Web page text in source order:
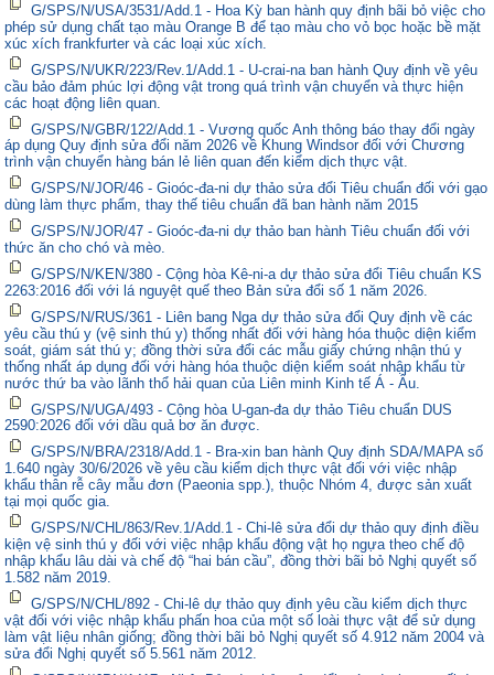
G/SPS/N/USA/3531/Add.1 - Hoa Kỳ ban hành quy định bãi bỏ việc cho
phép sử dụng chất tạo màu Orange B để tạo màu cho vỏ bọc hoặc bề mặt
xúc xích frankfurter và các loại xúc xích.
G/SPS/N/UKR/223/Rev.1/Add.1 - U-crai-na ban hành Quy định về yêu
cầu bảo đảm phúc lợi động vật trong quá trình vận chuyển và thực hiện
các hoạt động liên quan.
G/SPS/N/GBR/122/Add.1 - Vương quốc Anh thông báo thay đổi ngày
áp dụng Quy định sửa đổi năm 2026 về Khung Windsor đối với Chương
trình vận chuyển hàng bán lẻ liên quan đến kiểm dịch thực vật.
G/SPS/N/JOR/46 - Gioóc-đa-ni dự thảo sửa đổi Tiêu chuẩn đối với gạo
dùng làm thực phẩm, thay thế tiêu chuẩn đã ban hành năm 2015
G/SPS/N/JOR/47 - Gioóc-đa-ni dự thảo ban hành Tiêu chuẩn đối với
thức ăn cho chó và mèo.
G/SPS/N/KEN/380 - Cộng hòa Kê-ni-a dự thảo sửa đổi Tiêu chuẩn KS
2263:2016 đối với lá nguyệt quế theo Bản sửa đổi số 1 năm 2026.
G/SPS/N/RUS/361 - Liên bang Nga dự thảo sửa đổi Quy định về các
yêu cầu thú y (vệ sinh thú y) thống nhất đối với hàng hóa thuộc diện kiểm
soát, giám sát thú y; đồng thời sửa đổi các mẫu giấy chứng nhận thú y
thống nhất áp dụng đối với hàng hóa thuộc diện kiểm soát nhập khẩu từ
nước thứ ba vào lãnh thổ hải quan của Liên minh Kinh tế Á - Âu.
G/SPS/N/UGA/493 - Cộng hòa U-gan-đa dự thảo Tiêu chuẩn DUS
2590:2026 đối với dầu quả bơ ăn được.
G/SPS/N/BRA/2318/Add.1 - Bra-xin ban hành Quy định SDA/MAPA số
1.640 ngày 30/6/2026 về yêu cầu kiểm dịch thực vật đối với việc nhập
khẩu thân rễ cây mẫu đơn (Paeonia spp.), thuộc Nhóm 4, được sản xuất
tại mọi quốc gia.
G/SPS/N/CHL/863/Rev.1/Add.1 - Chi-lê sửa đổi dự thảo quy định điều
kiện vệ sinh thú y đối với việc nhập khẩu động vật họ ngựa theo chế độ
nhập khẩu lâu dài và chế độ “hai bán cầu”, đồng thời bãi bỏ Nghị quyết số
1.582 năm 2019.
G/SPS/N/CHL/892 - Chi-lê dự thảo quy định yêu cầu kiểm dịch thực
vật đối với việc nhập khẩu phấn hoa của một số loài thực vật để sử dụng
làm vật liệu nhân giống; đồng thời bãi bỏ Nghị quyết số 4.912 năm 2004 và
sửa đổi Nghị quyết số 5.561 năm 2012.